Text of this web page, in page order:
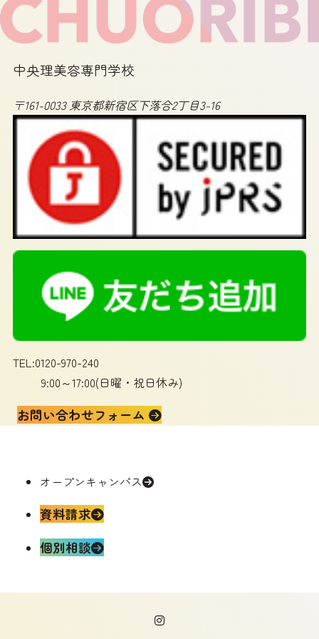
中央理美容専門学校
〒161-0033 東京都新宿区下落合2丁目3-16
TEL:0120-970-240
9:00～17:00(日曜・祝日休み)
お問い合わせフォーム
オープンキャンパス
資料請求
個別相談